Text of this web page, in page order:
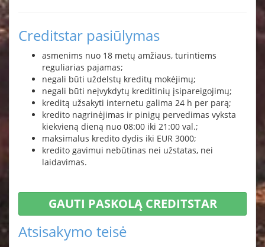
Creditstar pasiūlymas
asmenims nuo 18 metų amžiaus, turintiems
reguliarias pajamas;
negali būti uždelstų kreditų mokėjimų;
negali būti neįvykdytų kreditinių įsipareigojimų;
kreditą užsakyti internetu galima 24 h per parą;
kredito nagrinėjimas ir pinigų pervedimas vyksta
kiekvieną dieną nuo 08:00 iki 21:00 val.;
maksimalus kredito dydis iki EUR 3000;
kredito gavimui nebūtinas nei užstatas, nei
laidavimas.
GAUTI PASKOLĄ CREDITSTAR
Atsisakymo teisė